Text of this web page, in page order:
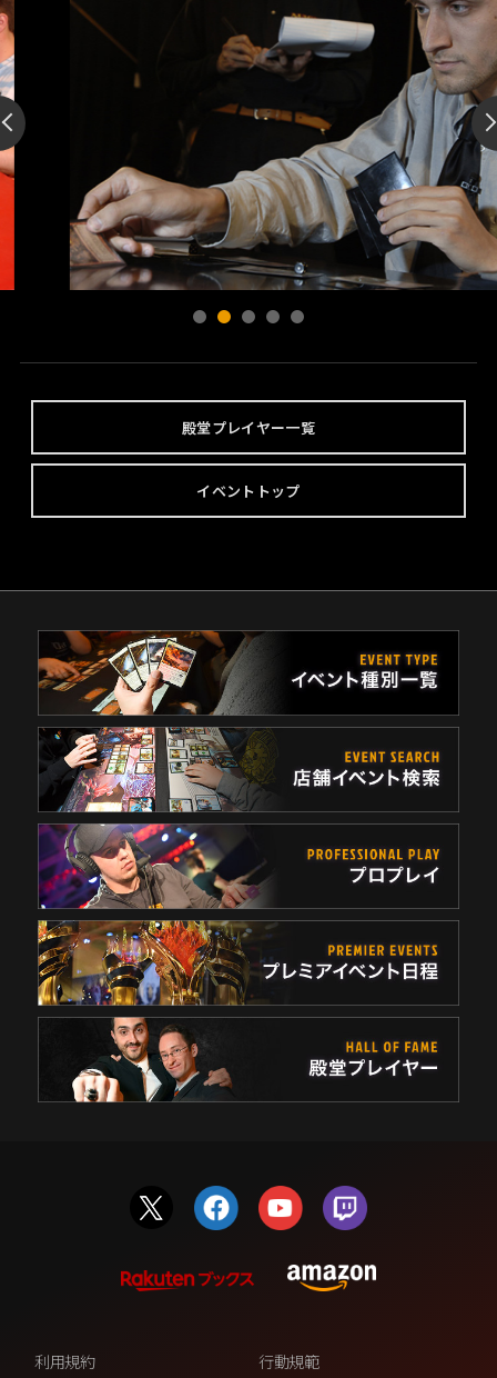
殿堂プレイヤー一覧
イベントトップ
利用規約 行動規範